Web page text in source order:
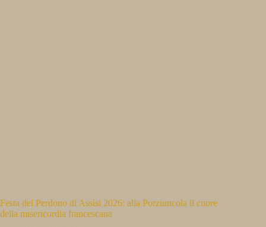
Festa del Perdono di Assisi 2026: alla Porziuncola il cuore
della misericordia francescana